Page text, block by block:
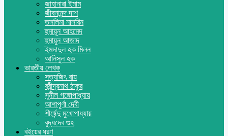
জাহানারা ইমাম
জীবনানন্দ দাশ
তসলিমা নাসরিন
হুমায়ূন আহমেদ
হুমায়ুন আজাদ
ইমদাদুল হক মিলন
আনিসুল হক
ভারতীয় লেখক
সত্যজিৎ রায়
রবীন্দ্রনাথ ঠাকুর
সুনীল গঙ্গোপাধ্যায়
আশাপূর্ণা দেবী
শীর্ষেন্দু মুখোপাধ্যায়
বুদ্ধদেব গুহ
বইয়ের ধরণ